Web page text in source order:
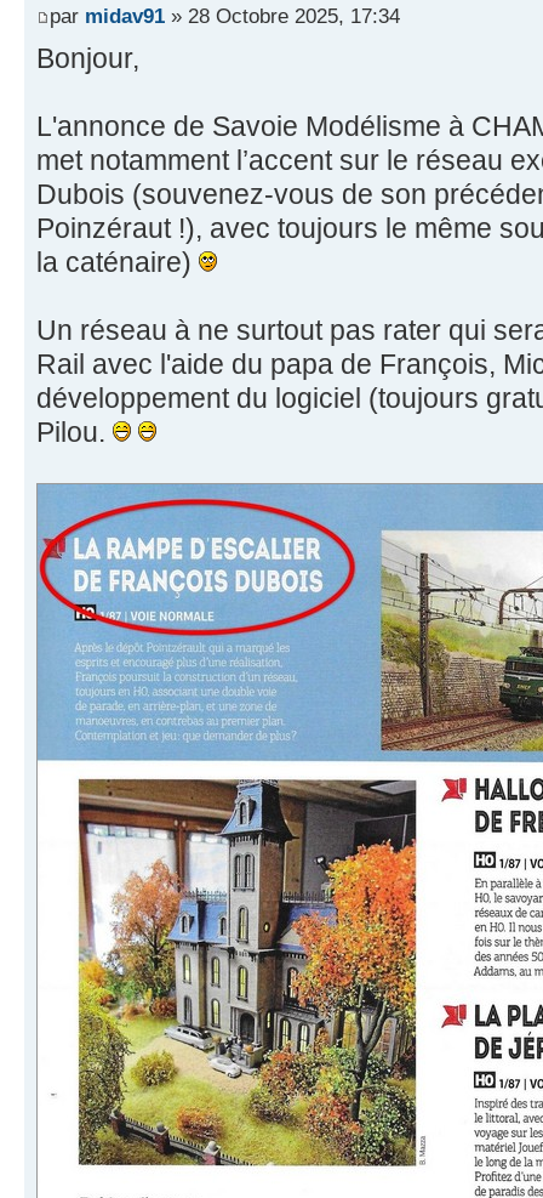
par midav91 » 28 Octobre 2025, 17:34
Bonjour,
L'annonce de Savoie Modélisme à
met notamment l’accent sur le réseau
Dubois (souvenez-vous de son
Poinzéraut !), avec toujours le même
la caténaire)
Un réseau à ne surtout pas rater qui
Rail avec l'aide du papa de François,
développement du logiciel (toujours
Pilou.